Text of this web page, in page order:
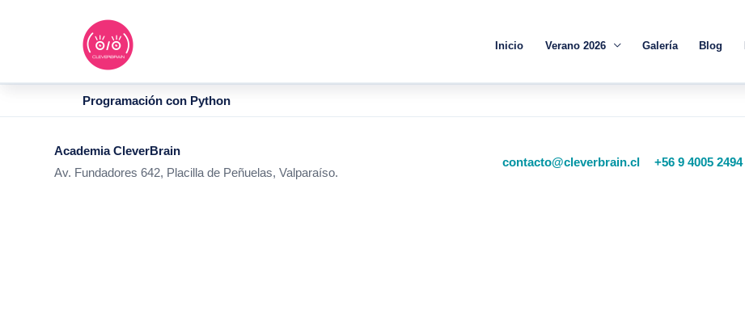
Inicio Verano 2026 Galería Blog
Programación con Python
Academia CleverBrain
Av. Fundadores 642, Placilla de Peñuelas, Valparaíso.
contacto@cleverbrain.cl +56 9 4005 2494